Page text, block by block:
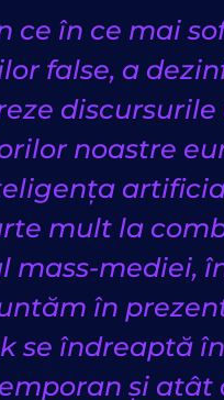
ce în ce mai
false, a
noastre
mult la
mediei,
în
se îndreaptă
și atât